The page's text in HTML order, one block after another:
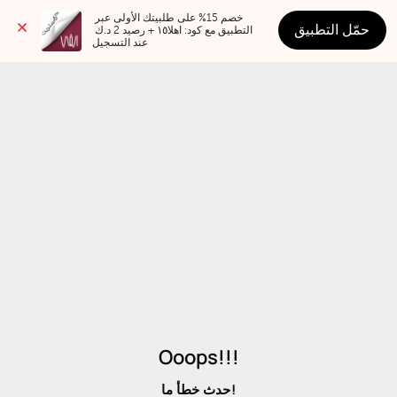
عند التسجيل
حمّل التطبيق
Ooops!!!
حدث خطأ ما!